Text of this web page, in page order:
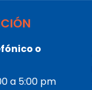
o
a 5:00 pm